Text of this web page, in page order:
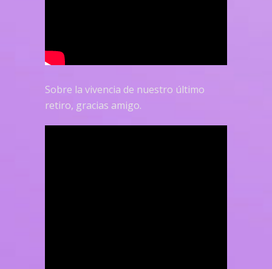
Sobre la vivencia de nuestro último
retiro, gracias amigo.